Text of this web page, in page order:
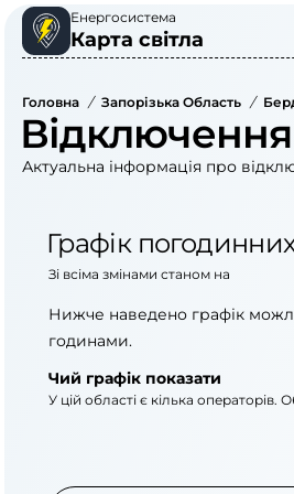
Енергосистема
Карта світла
Головна / Запорізька Область /
Відключення
Актуальна інформація про
Графік
Зі всіма змінами станом на
Нижче наведено графік
годинами.
Чий графік показати
У цій області є кілька